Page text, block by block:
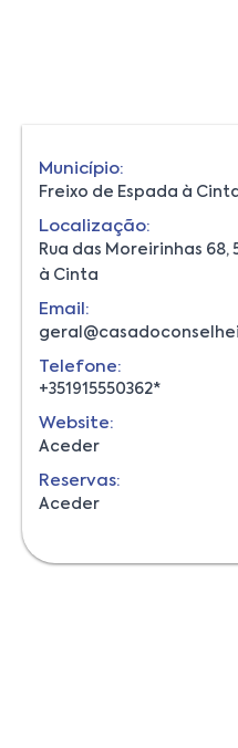
Município:
Freixo de Espada à
Localização:
Rua das Moreirinhas 68,
à Cinta
Email:
Telefone:
+351915550362*
Website:
Aceder
Reservas:
Aceder